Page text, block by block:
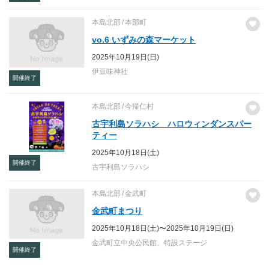
開催終了
本島北部 本部町
vo.6 いずみの森マーケット
2025年10月19日(日)
伊豆味神社
開催終了
本島北部 今帰仁村
古宇利島ソラハシ ハロウィンダンスパー
ティー
2025年10月18日(土)
古宇利島ソラハシ
開催終了
本島北部 金武町
金武町まつり
2025年10月18日(土)〜2025年10月19日(日)
金武町立中央公民館、特設ステージ